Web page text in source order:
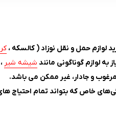
لوازم حمل و نقل نوزاد ( کالسکه ،
شیشه شیر ،
و جادار، غیر ممکن می باشد.
خاص که بتواند تمام احتیاج‌